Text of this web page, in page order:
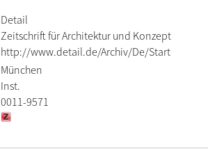
Detail
Zeitschrift für Architektur und Konzept
http://www.detail.de/Archiv/De/Start
München
Inst.
0011-9571